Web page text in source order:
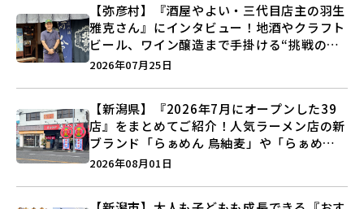
【弥彦村】『酒屋やよい・三代目店主の羽生
雅克さん』にインタビュー！地酒やクラフト
ビール、ワイン醸造まで手掛ける“挑戦の歴
史”に迫る♪
2026年07月25日
【新潟県】『2026年7月にオープンした39
店』をまとめてご紹介！人気ラーメン店の新
ブランド「らぁめん 鳥紬麦」や「らぁめん
しょうがの空」など盛りだくさん♪
2026年08月01日